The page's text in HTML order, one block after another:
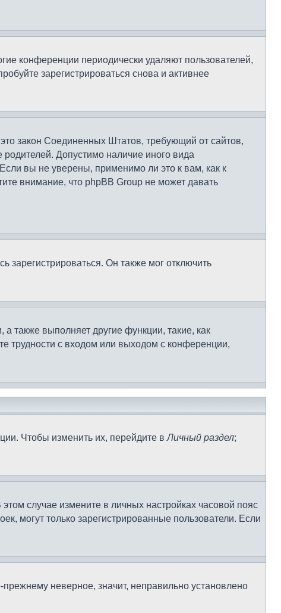
конференции периодически удаляют пользователей,
зарегистрироваться снова и активнее
закон Соединенных Штатов, требующий от сайтов,
Допустимо наличие иного вида
вы не уверены, применимо ли это к вам, как к
внимание, что phpBB Group не может давать
Он также мог отключить
также выполняет другие функции, такие, как
трудности с входом или выходом с конференции,
Чтобы изменить их, перейдите вЛичный раздел;
случае измените в личных настройках часовой пояс
могут только зарегистрированные пользователи. Если
неверное, значит, неправильно установлено